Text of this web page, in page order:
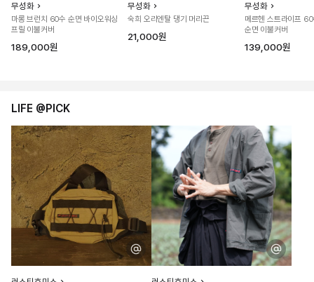
무성화
마롱 브런치 60수 순면 바이오워싱
프릴 이불커버
189,000원
무성화
숙희 오리엔탈 댕기 머리끈
21,000원
무성화
메르헨 스트라이프
순면 이불커버
139,000원
LIFE @PICK